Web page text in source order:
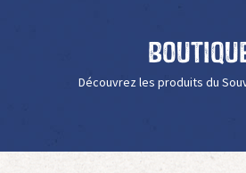
Découvrez les produits du